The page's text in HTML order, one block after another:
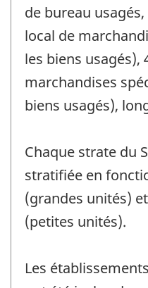
de bureau
local de
les biens usagés),
marchandises
biens usagés),
Chaque strate du
stratifiée en
(grandes unités)
(petites unités).
Les